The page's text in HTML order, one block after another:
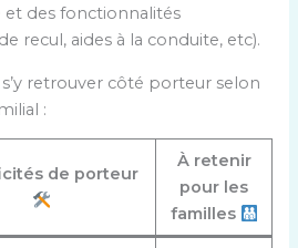
des fonctionnalités
recul, aides à la conduite, etc).
retrouver côté porteur selon
:
de porteur
À retenir
pour les
familles